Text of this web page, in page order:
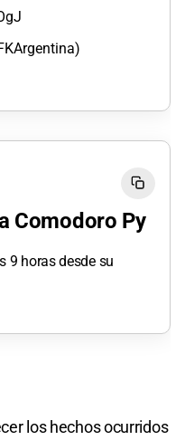
Comodoro Py
9 horas desde su
los hechos ocurridos